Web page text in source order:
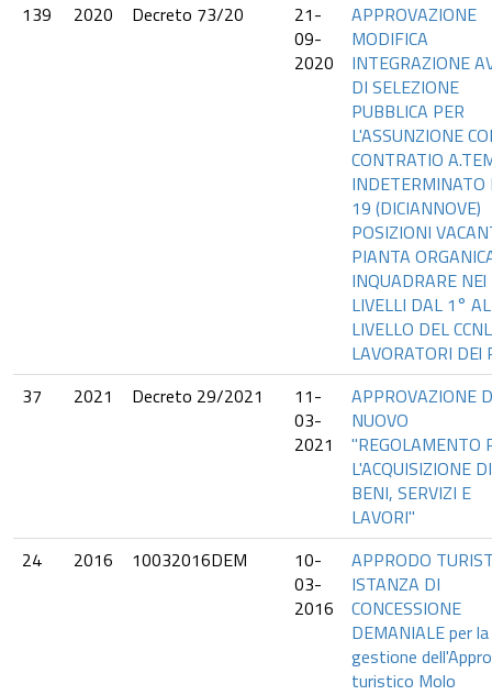
139
2020 Decreto 73/20
21-
09-
2020
APPROVAZIONE
MODIFICA
INTEGRAZIONE
DI SELEZIONE
PUBBLICA PER
L'ASSUNZIONE
CONTRATIO
INDETERMINATO
19 (DICIANNOVE)
POSIZIONI
PIANTA
INQUADRARE NEl
LIVELLI DAL 1°
LIVELLO DEL
LAVORATORI DEl
37
2021 Decreto 29/2021
11-
03-
2021
APPROVAZIONE
NUOVO
"REGOLAMENTO
L'ACQUISIZIONE DI
BENI, SERVIZI E
LAVORI"
24
2016 10032016DEM
10-
03-
2016
APPRODO
ISTANZA DI
CONCESSIONE
DEMANIALE per la
gestione
turistico Molo